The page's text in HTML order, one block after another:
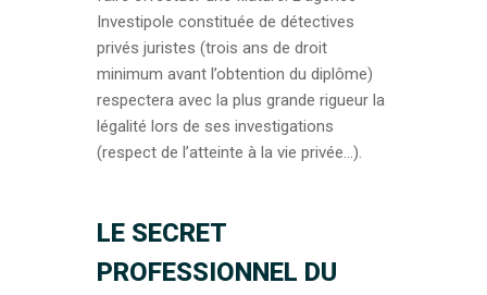
Investipole constituée de détectives
privés juristes (trois ans de droit
minimum avant l’obtention du diplôme)
respectera avec la plus grande rigueur la
légalité lors de ses investigations
(respect de l’atteinte à la vie privée…).
LE SECRET
PROFESSIONNEL DU